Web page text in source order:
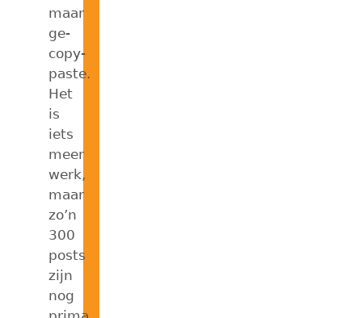
maar
ge-
copy-
paste.
Het
is
iets
meer
werk,
maar
zo’n
300
posts
zijn
nog